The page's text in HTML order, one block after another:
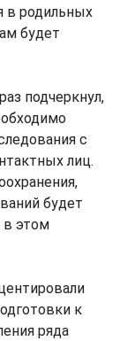
в родильных
будет
подчеркнул,
с
лиц.
будет
в этом
к
ряда